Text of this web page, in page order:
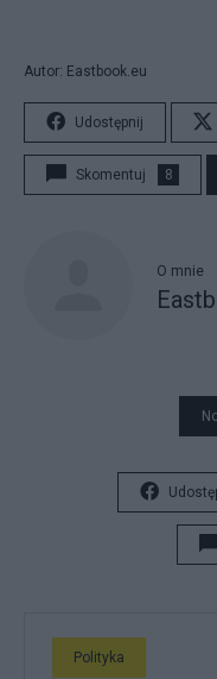
Autor: Eastbook.eu
Udostępnij
Skomentuj 8
O mnie
Polityka